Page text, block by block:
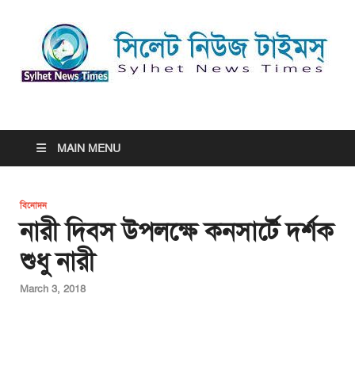
সিলেট নিউজ টাইমস্ | Sylhet
News Times
MAIN MENU
বিনোদন
নারী দিবস উপলক্ষে কনসার্টে দর্শক
শুধু নারী
March 3, 2018